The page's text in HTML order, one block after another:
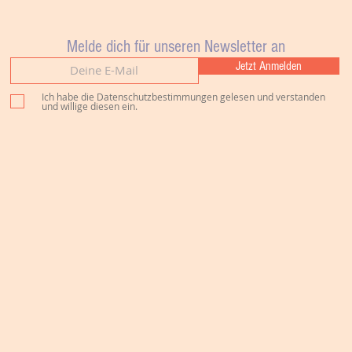
Melde dich für unseren Newsletter an
Jetzt Anmelden
Ich habe die Datenschutzbestimmungen gelesen und verstanden
und willige diesen ein.